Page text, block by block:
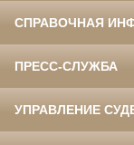
СПРАВОЧНАЯ
ПРЕСС-СЛУЖБА
УПРАВЛЕНИЕ